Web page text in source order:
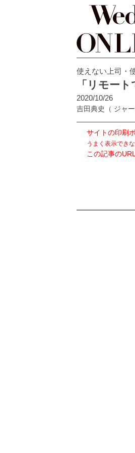
使えない上司・
「リモー
2020/10/26
吉田典史 （ ジャ
サイトの印刷
うまく表示でき
この記事のURL